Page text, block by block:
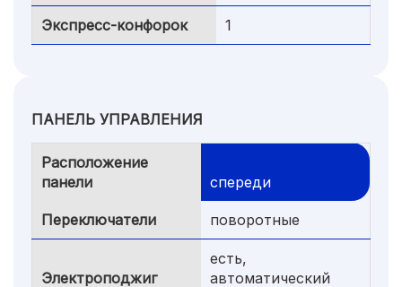
Экспресс-конфорок 1
ПАНЕЛЬ УПРАВЛЕНИЯ
Расположение
панели
спереди
Переключатели поворотные
Электроподжиг
есть,
автоматический